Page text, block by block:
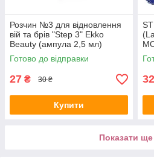
Розчин №3 для відновлення
вій та брів "Step 3" Ekko
Beauty (ампула 2,5 мл)
Готово до відправки
27 ₴ 30 ₴
Купити
Показати ще